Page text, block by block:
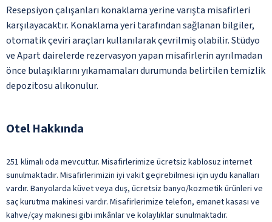
Resepsiyon çalışanları konaklama yerine varışta misafirleri
karşılayacaktır. Konaklama yeri tarafından sağlanan bilgiler,
otomatik çeviri araçları kullanılarak çevrilmiş olabilir. Stüdyo
ve Apart dairelerde rezervasyon yapan misafirlerin ayrılmadan
önce bulaşıklarını yıkamamaları durumunda belirtilen temizlik
depozitosu alıkonulur.
Otel Hakkında
251 klimalı oda mevcuttur. Misafirlerimize ücretsiz kablosuz internet
sunulmaktadır. Misafirlerimizin iyi vakit geçirebilmesi için uydu kanalları
vardır. Banyolarda küvet veya duş, ücretsiz banyo/kozmetik ürünleri ve
saç kurutma makinesi vardır. Misafirlerimize telefon, emanet kasası ve
kahve/çay makinesi gibi imkânlar ve kolaylıklar sunulmaktadır.